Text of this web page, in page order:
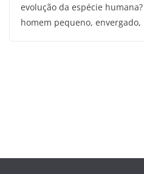
evolução da espécie
homem pequeno, envergado,